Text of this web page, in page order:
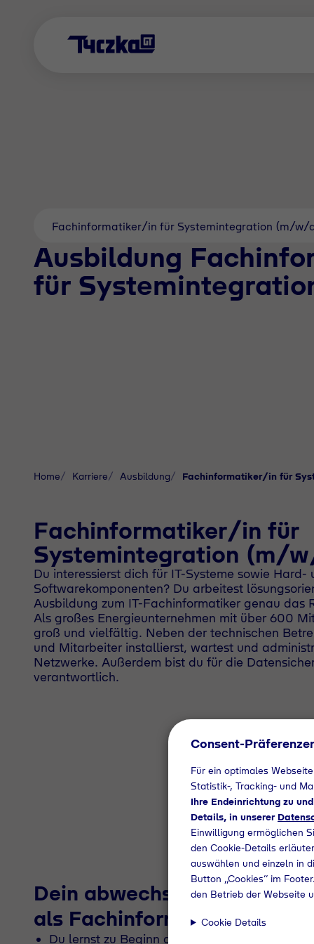
Fachinformatiker/in für Systemintegration (m/w/
Ausbildung
für
Home Karriere Ausbildung Fachinformatiker/in für
Fachinformatiker/in für
Systemintegration (m/
Du interessierst dich für IT-Systeme sowie Hard-
Softwarekomponenten? Du arbeitest
Ausbildung zum IT-Fachinformatiker genau das
Als großes Energieunternehmen mit über 600
groß und vielfältig. Neben der technischen
und Mitarbeiter installierst, wartest und
Netzwerke. Außerdem bist du für die
verantwortlich.
Dein abwechslungsreiches
als Fachinformatiker/in für
Du lernst zu Beginn die Grundlagen der Hard-
Consent-
Für ein optimales
Statistik-, Tracking- und
Ihre Endeinrichtung zu
Details, in unserer
Einwilligung ermöglichen
den Cookie-Details
auswählen und einzeln in
Button „Cookies“ im
den Betrieb der Webseite
Cookie Details